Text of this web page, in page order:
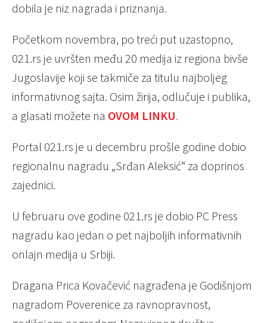
dobila je niz nagrada i priznanja.
Početkom novembra, po treći put uzastopno,
021.rs je uvršten među 20 medija iz regiona bivše
Jugoslavije koji se takmiče za titulu najboljeg
informativnog sajta. Osim žirija, odlučuje i publika,
a glasati možete na OVOM LINKU.
Portal 021.rs je u decembru prošle godine dobio
regionalnu nagradu „Srđan Aleksić“ za doprinos
zajednici.
U februaru ove godine 021.rs je dobio PC Press
nagradu kao jedan o pet najboljih informativnih
onlajn medija u Srbiji.
Dragana Prica Kovačević nagrađena je Godišnjom
nagradom Poverenice za ravnopravnost,